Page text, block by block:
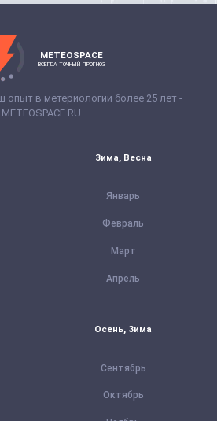
METEOSPACE
ВСЕГДА ТОЧНЫЙ ПРОГНОЗ
опыт в метериологии более 25 лет -
METEOSPACE.RU
Зима, Весна
Январь
Февраль
Март
Апрель
Осень, Зима
Сентябрь
Октябрь